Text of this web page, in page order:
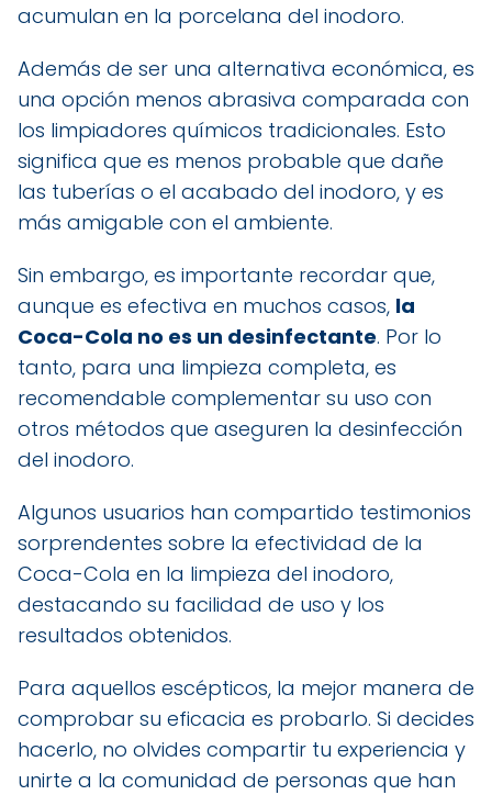
acumulan en la porcelana del inodoro.
Además de ser una alternativa económica, es
una opción menos abrasiva comparada con
los limpiadores químicos tradicionales. Esto
significa que es menos probable que dañe
las tuberías o el acabado del inodoro, y es
más amigable con el ambiente.
Sin embargo, es importante recordar que,
aunque es efectiva en muchos casos, la
Coca-Cola no es un desinfectante. Por lo
tanto, para una limpieza completa, es
recomendable complementar su uso con
otros métodos que aseguren la desinfección
del inodoro.
Algunos usuarios han compartido testimonios
sorprendentes sobre la efectividad de la
Coca-Cola en la limpieza del inodoro,
destacando su facilidad de uso y los
resultados obtenidos.
Para aquellos escépticos, la mejor manera de
comprobar su eficacia es probarlo. Si decides
hacerlo, no olvides compartir tu experiencia y
unirte a la comunidad de personas que han